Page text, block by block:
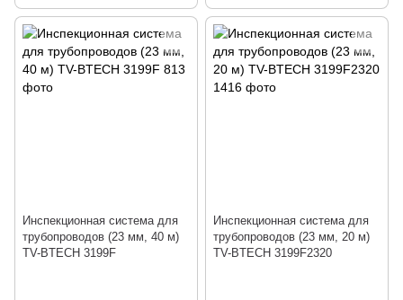
Инспекционная система для
трубопроводов (23 мм, 40 м)
TV-BTECH 3199F
Инспекционная система для
трубопроводов (23 мм, 20 м)
TV-BTECH 3199F2320